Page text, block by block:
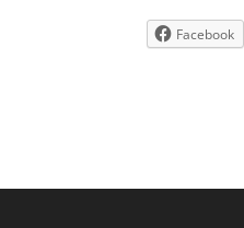
Facebook